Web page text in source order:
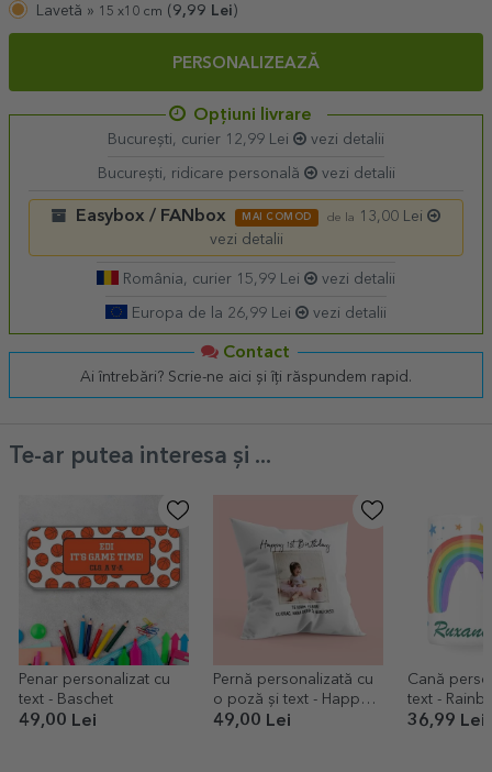
Lavetă » 15 x10 cm ( 9,99 Lei )
PERSONALIZEAZĂ
Opțiuni livrare
București, curier 12,99 Lei vezi detalii
București, ridicare personală vezi detalii
Easybox / FANbox MAI COMOD de la
13,00 Lei
vezi detalii
România, curier 15,99 Lei vezi detalii
Europa de la 26,99 Lei vezi detalii
Contact
Ai întrebări? Scrie-ne aici și îți răspundem rapid.
Te-ar putea interesa și ...
Penar personalizat cu
text - Baschet
49,00 Lei
Pernă personalizată cu
o poză și text - Happy
Birthday
49,00 Lei
Cană
text -
36,99 Lei